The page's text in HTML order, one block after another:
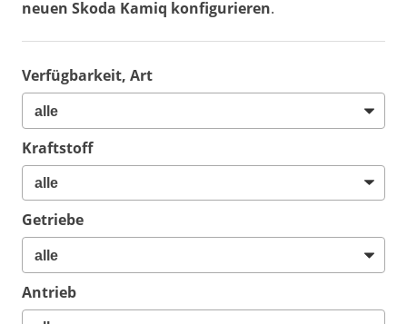
neuen Skoda Kamiq konfigurieren.
Verfügbarkeit, Art
Kraftstoff
Getriebe
Antrieb